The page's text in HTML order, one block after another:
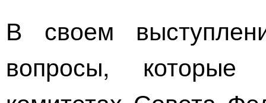
В своем
вопросы,